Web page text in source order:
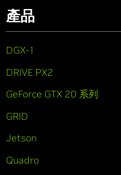
產品
DGX-1
DRIVE PX2
GeForce GTX 20 系列
GRID
Jetson
Quadro